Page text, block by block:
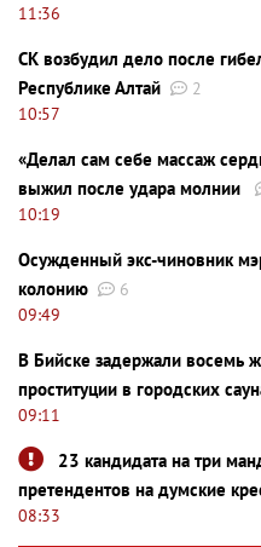
11:36
СК возбудил дело после
Республике Алтай
2
10:57
«Делал сам себе массаж
выжил после удара молнии
10:19
Осужденный экс-чиновник
колонию
6
09:49
В Бийске задержали восемь
проституции в городских
09:11
23 кандидата на три
претендентов на думские
08:33